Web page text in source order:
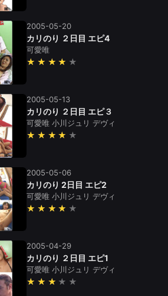
2005-05-20
カリのり ２日目 エピ4
可愛唯
★★★★
2005-05-13
カリのり ２日目 エピ３
可愛唯 小川ジュリ デヴィ
★★★★
2005-05-06
カリのり 2日目 エピ2
可愛唯 小川ジュリ デヴィ
★★★★
2005-04-29
カリのり ２日目 エピ1
可愛唯 小川ジュリ デヴィ
★★★